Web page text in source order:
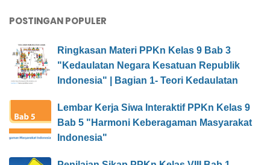
POSTINGAN POPULER
Ringkasan Materi PPKn Kelas 9 Bab 3
"Kedaulatan Negara Kesatuan Republik
Indonesia" | Bagian 1- Teori Kedaulatan
Lembar Kerja Siwa Interaktif PPKn Kelas 9
Bab 5 "Harmoni Keberagaman Masyarakat
Indonesia"